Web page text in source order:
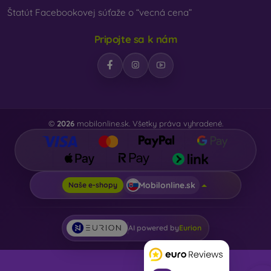
Štatút Facebookovej súťaže o “vecná cena”
Pripojte sa k nám
© 2026mobilonline.sk. Všetky práva vyhradené.
Naše e-shopy Mobilonline.sk
AI powered byEurion